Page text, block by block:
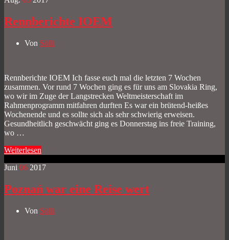
Rennberichte IOEM
Von Sölli
Rennberichte IOEM Ich fasse euch mal die letzten 7 Wochen
zusammen. Vor rund 7 Wochen ging es für uns am Slovakia Ring,
wo wir im Zuge der Langstrecken Weltmeisterschaft im
Rahmenprogramm mitfahren durften Es war ein brütend-heißes
Wochenende und es sollte sich als sehr schwierig erweisen.
Gesundheitlich geschwächt ging es Donnerstag ins freie Training,
wo …
Weiterlesen
Juni 06 2017
Poznań war eine Reise wert
Von Sölli